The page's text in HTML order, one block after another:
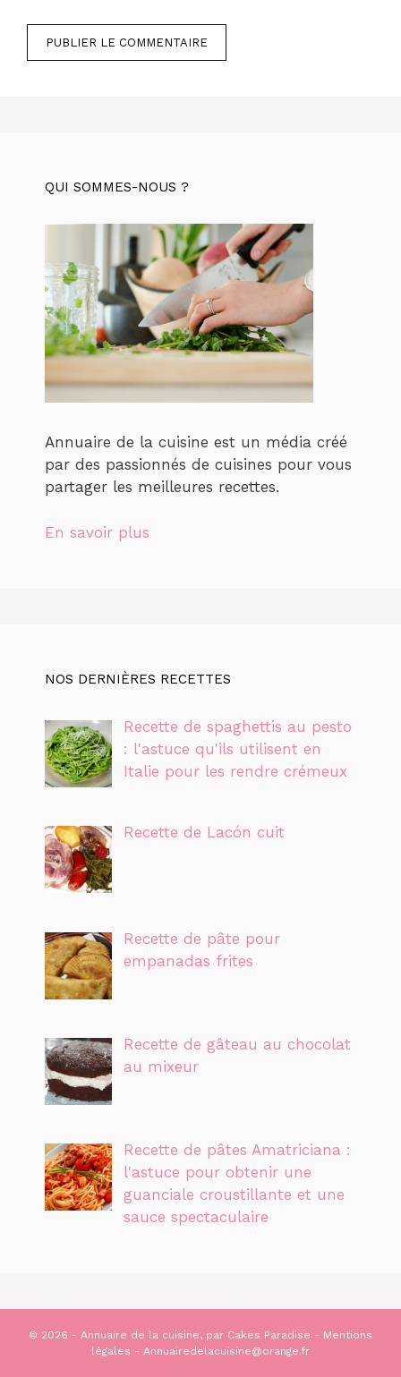
QUI SOMMES-NOUS ?
Annuaire de la cuisine est un média créé
par des passionnés de cuisines pour vous
partager les meilleures recettes.
En savoir plus
NOS DERNIÈRES RECETTES
Recette de spaghettis au pesto
: l'astuce qu'ils utilisent en
Italie pour les rendre crémeux
Recette de Lacón cuit
Recette de pâte pour
empanadas frites
Recette de gâteau au chocolat
au mixeur
Recette de pâtes Amatriciana :
l'astuce pour obtenir une
guanciale croustillante et une
sauce spectaculaire
© 2026 - Annuaire de la cuisine, par Cakes Paradise - Mentions
légales - Annuairedelacuisine@orange.fr